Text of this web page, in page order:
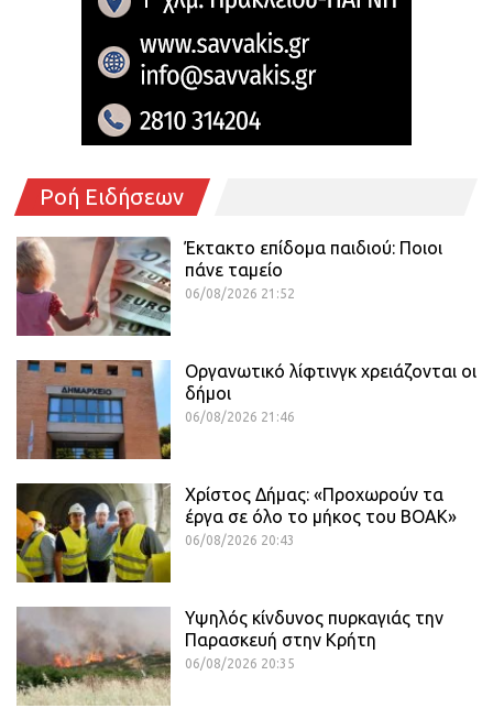
Ροή Ειδήσεων
Έκτακτο επίδομα παιδιού: Ποιοι
πάνε ταμείο
06/08/2026 21:52
Οργανωτικό λίφτινγκ χρειάζονται οι
δήμοι
06/08/2026 21:46
Χρίστος Δήμας: «Προχωρούν τα
έργα σε όλο το μήκος του ΒΟΑΚ»
06/08/2026 20:43
Υψηλός κίνδυνος πυρκαγιάς την
Παρασκευή στην Κρήτη
06/08/2026 20:35